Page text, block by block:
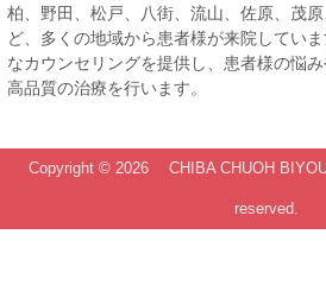
柏、野田、松戸、八街、流山、佐原、茂
ど、多くの地域から患者様が来院してい
なカウンセリングを提供し、患者様の悩
高品質の治療を行います。
Copyright © 2026 CHIBA CHUOH
reserved.